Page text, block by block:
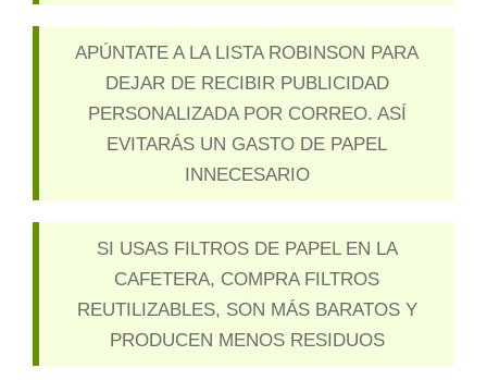
APÚNTATE A LA LISTA ROBINSON PARA
DEJAR DE RECIBIR PUBLICIDAD
PERSONALIZADA POR CORREO. ASÍ
EVITARÁS UN GASTO DE PAPEL
INNECESARIO
SI USAS FILTROS DE PAPEL EN LA
CAFETERA, COMPRA FILTROS
REUTILIZABLES, SON MÁS BARATOS Y
PRODUCEN MENOS RESIDUOS